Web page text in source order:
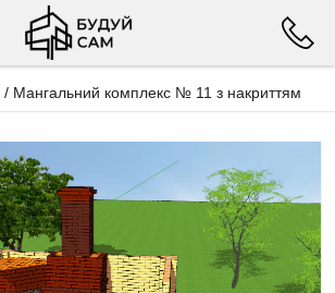
/ Мангальний комплекс № 11 з накриттям